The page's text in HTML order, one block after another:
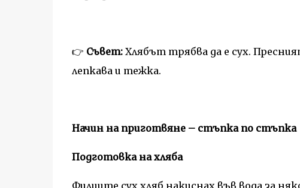
👉 Съвет:Хлябът трябва да е сух.
лепкава и тежка.
Начин на приготвяне – стъпка по стъпка
Подготовка на хляба
Филиите сух хляб накиснах във вода за